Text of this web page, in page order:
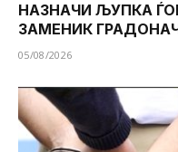
НАЗНАЧИ ЉУПКА
ЗАМЕНИК
05/08/2026